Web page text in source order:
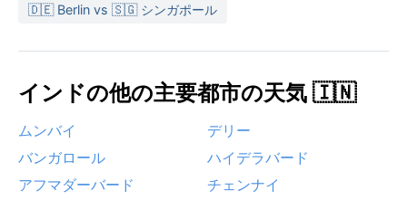
が、サイクロンや濃霧はほとんど見られない。年間を
リシュナ川の夕景を望むのは、この街ならではの静か
🇩🇪 Berlin vs 🇸🇬 シンガポール
インドの他の主要都市の天気 🇮🇳
ムンバイ
デリー
バンガロール
ハイデラバード
アフマダーバード
チェンナイ